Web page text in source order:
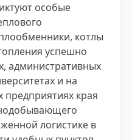
особые
котлы
успешно
административных
и на
края
логистике в